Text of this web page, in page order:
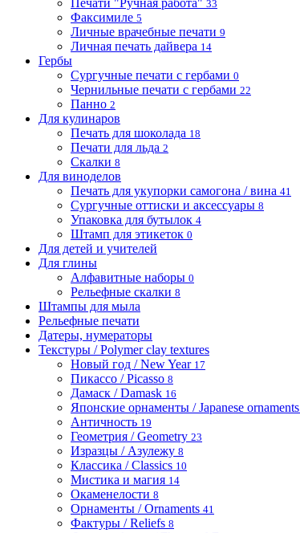
Печати "Ручная работа" 33
Факсимиле 5
Личные врачебные печати 9
Личная печать дайвера 14
Гербы
Сургучные печати с гербами 0
Чернильные печати с гербами 22
Панно 2
Для кулинаров
Печать для шоколада 18
Печати для льда 2
Скалки 8
Для виноделов
Печать для укупорки самогона / вина 41
Сургучные оттиски и аксессуары 8
Упаковка для бутылок 4
Штамп для этикеток 0
Для детей и учителей
Для глины
Алфавитные наборы 0
Рельефные скалки 8
Штампы для мыла
Рельефные печати
Датеры, нумераторы
Текстуры / Polymer clay textures
Новый год / New Year 17
Пикассо / Picasso 8
Дамаск / Damask 16
Японские орнаменты / Japanese ornaments
Античность 19
Геометрия / Geometry 23
Изразцы / Азулежу 8
Классика / Classics 10
Мистика и магия 14
Окаменелости 8
Орнаменты / Ornaments 41
Фактуры / Reliefs 8